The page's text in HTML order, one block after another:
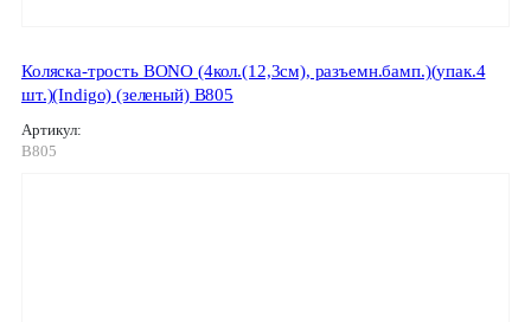
Коляска-трость BONO (4кол.(12,3см), разъемн.бамп.)(упак.4
шт.)(Indigo) (зеленый) B805
Артикул:
B805